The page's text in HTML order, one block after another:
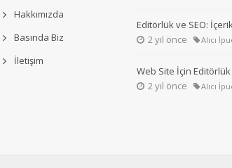
Hakkımızda
Basında Biz
İletişim
Editörlük ve SEO:
2 yıl önce
Alıcı
Web Site İçin
2 yıl önce
Alıcı